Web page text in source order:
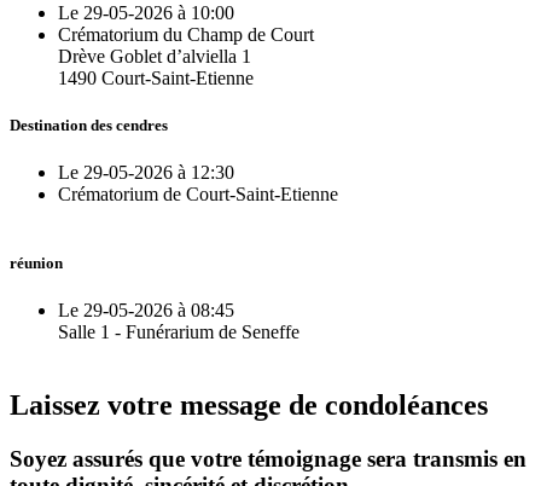
Le 29-05-2026 à 10:00
Crématorium du Champ de Court
Drève Goblet d’alviella 1
1490 Court-Saint-Etienne
Destination des cendres
Le 29-05-2026 à 12:30
Crématorium de Court-Saint-Etienne
réunion
Le 29-05-2026 à 08:45
Salle 1 - Funérarium de Seneffe
Laissez votre message de condoléances
Soyez assurés que votre témoignage sera transmis en